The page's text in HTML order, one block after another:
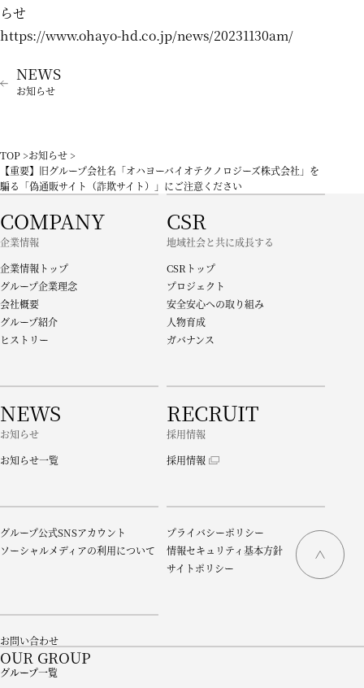
らせ
https://www.ohayo-hd.co.jp/news/20231130am/
お知らせ
TOP
お知らせ
【重要】旧グループ会社名「オハヨーバイオテクノロジーズ株式会社」を
騙る「偽通販サイト（詐欺サイト）」にご注意ください
COMPANY
企業情報
企業情報トップ
グループ企業理念
会社概要
グループ紹介
ヒストリー
CSR
地域社会と共に成長する
CSRトップ
プロジェクト
安全安心への取り組み
人物育成
ガバナンス
NEWS
お知らせ
お知らせ一覧
RECRUIT
採用情報
採用情報
グループ公式SNSアカウント
ソーシャルメディアの利用について
プライバシーポリシー
情報セキュリティ基本方針
サイトポリシー
お問い合わせ
OUR GROUP
グループ一覧